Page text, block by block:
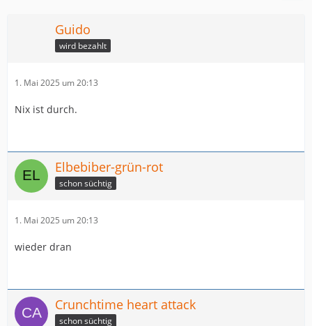
Guido
wird bezahlt
1. Mai 2025 um 20:13
Nix ist durch.
Elbebiber-grün-rot
schon süchtig
1. Mai 2025 um 20:13
wieder dran
Crunchtime heart attack
schon süchtig